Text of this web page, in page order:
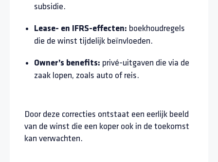
subsidie.
Lease- en IFRS-effecten: boekhoudregels
die de winst tijdelijk beïnvloeden.
Owner’s benefits: privé-uitgaven die via de
zaak lopen, zoals auto of reis.
Door deze correcties ontstaat een eerlijk beeld
van de winst die een koper ook in de toekomst
kan verwachten.